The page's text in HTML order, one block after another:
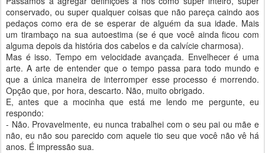
conservado, ou super qualquer coisas que não pareça caindo aos
pedaços como era de se esperar de alguém da sua idade. Mais
um tirambaço na sua autoestima (se é que você ainda ficou com
alguma depois da história dos cabelos e da calvície charmosa).
Mas é isso. Tempo em velocidade avançada. Envelhecer é uma
arte. A arte de entender que o tempo passa para todo mundo e
que a única maneira de interromper esse processo é morrendo.
Opção que, por hora, descarto. Não, muito obrigado.
E, antes que a mocinha que está me lendo me pergunte, eu
respondo:
- Não. Provavelmente, eu nunca trabalhei com o seu pai ou mãe e
não, eu não sou parecido com aquele tio seu que você não vê há
anos. É impressão sua.